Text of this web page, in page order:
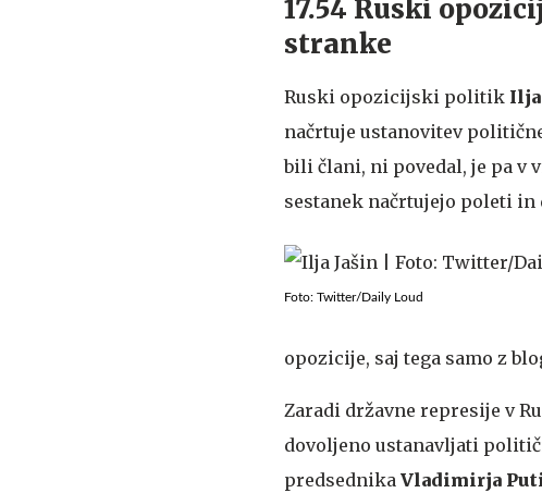
17.54 Ruski
stranke
Ruski opozicijski politik Ilja
načrtuje ustanovitev
bili člani, ni povedal, je pa v
sestanek načrtujejo poleti in
Foto: Twitter/Daily Loud
opozicije, saj tega samo z
Zaradi državne represije v
dovoljeno ustanavljati
predsednika Vladimirja